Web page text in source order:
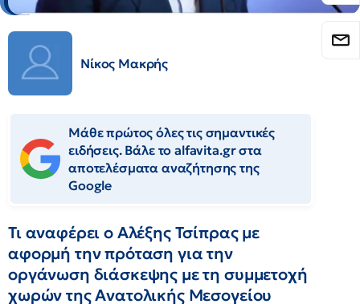
Νίκος Μακρής
Μάθε πρώτος όλες τις σημαντικές
ειδήσεις. Βάλε το alfavita.gr στα
αποτελέσματα αναζήτησης της
Google
Τι αναφέρει ο Αλέξης Τσίπρας με
αφορμή την πρόταση για την
οργάνωση διάσκεψης με τη συμμετοχή
χωρών της Ανατολικής Μεσογείου